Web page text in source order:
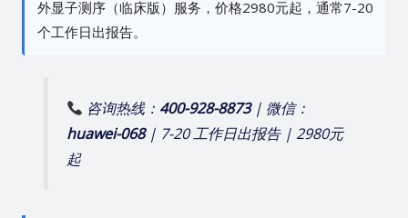
外显子测序（临床版）服务，价格2980元起，通常7-20
个工作日出报告。
咨询热线： 400-928-8873| 微信：
huawei-068| 7-20 工作日出报告 | 2980元
起